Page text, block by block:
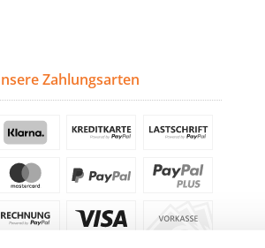
Zahlungsarten